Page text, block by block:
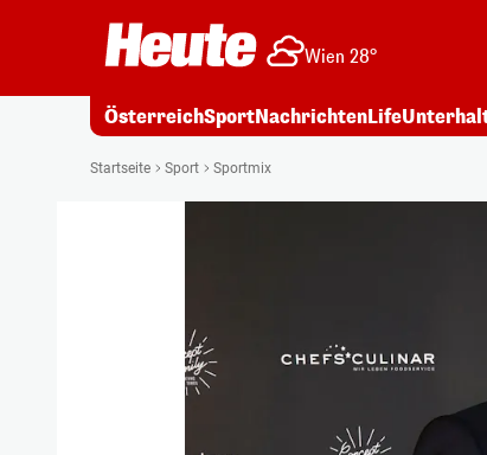
Wien 28°
ÖsterreichSportNachrichtenLife
Startseite Sport Sportmix